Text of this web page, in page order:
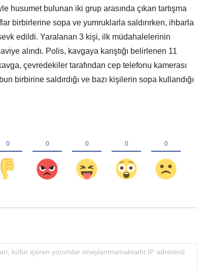
husumet bulunan iki grup arasında çıkan tartışma
birbirlerine sopa ve yumruklarla saldırırken, ihbarla
edildi. Yaralanan 3 kişi, ilk müdahalelerinin
alındı. Polis, kavgaya karıştığı belirlenen 11
çevredekiler tarafından cep telefonu kamerası
birbirine saldırdığı ve bazı kişilerin sopa kullandığı